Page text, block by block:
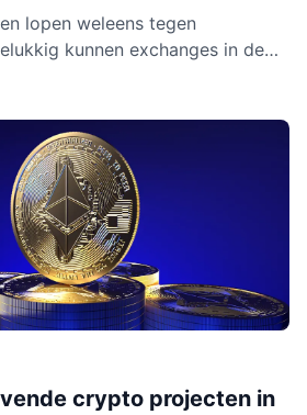
lopen weleens tegen
kunnen exchanges in de
Helaas zijn er ook gevallen
crypto projecten in